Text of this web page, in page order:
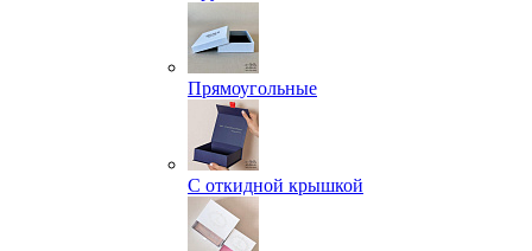
Прямоугольные
С откидной крышкой